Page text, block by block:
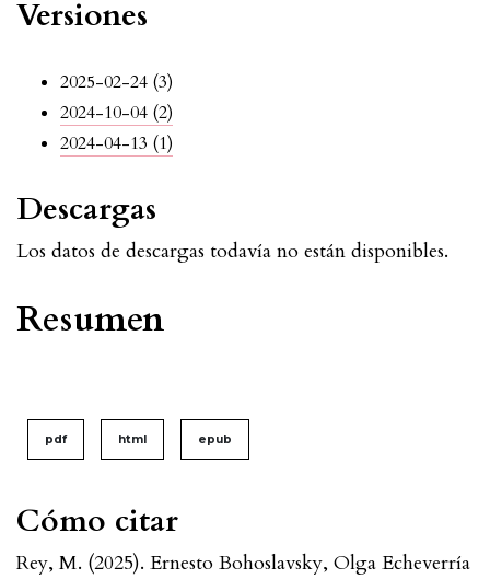
Versiones
2025-02-24 (3)
2024-10-04 (2)
2024-04-13 (1)
Cómo citar
Rey, M. (2025). Ernesto Bohoslavsky, Olga Echeverría
Resumen
pdf html epub
Descargas
Los datos de descargas todavía no están disponibles.